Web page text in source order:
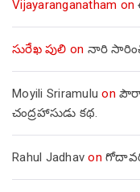
Vijayaranganatham on
సురేఖ పులి on నారి
Moyili Sriramulu on
చంద్రహాసుడు కథ.
Rahul Jadhav on